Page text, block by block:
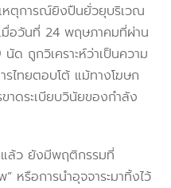
หตุการณ์ยิงปืนยั่วยุบริเวณ
มื่อวันที่ 24 พฤษภาคมที่ผ่าน
ด ถูกวิเคราะห์ว่าเป็นความ
ไทยตอบโต้ แม้ทางโฆษก
าดระเบียบวินัยของกำลัง
แล้ว ยังมีพฤติกรรมที่
หรือการนำอุจจาระมาทิ้งไว้